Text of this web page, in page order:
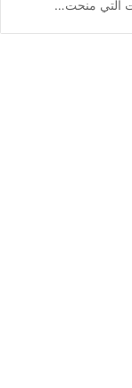
التي منحت…